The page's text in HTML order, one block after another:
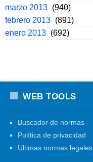
marzo 2013 (940)
febrero 2013 (891)
enero 2013 (692)
WEB TOOLS
Buscador de normas
Política de privacidad
Ultimas normas legales